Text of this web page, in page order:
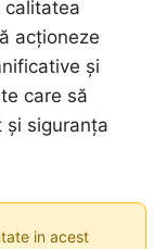
calitatea
acționeze
și
care să
și siguranța
in acest